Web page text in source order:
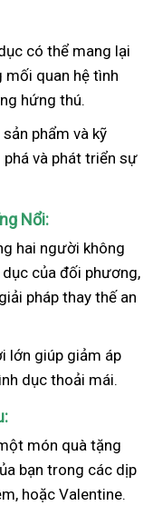
có thể mang lại
quan hệ tình
hứng thú.
phẩm và kỹ
và phát triển sự
Nổi:
hai người không
của đối phương,
pháp thay thế an
lớn giúp giảm áp
dục thoải mái.
món quà tặng
bạn trong các dịp
hoặc Valentine.